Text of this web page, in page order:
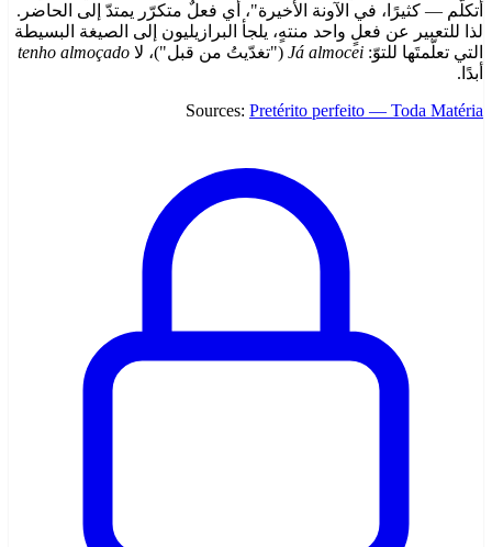
أتكلّم — كثيرًا، في الآونة الأخيرة"، أي فعلٌ متكرّر يمتدّ إلى الحاضر.
لذا للتعبير عن فعلٍ واحد منتهٍ، يلجأ البرازيليون إلى الصيغة البسيطة
التي تعلّمتَها للتوّ: Já almocei ("تغدّيتُ من قبل")، لا tenho almoçado
أبدًا.
Sources: Pretérito perfeito — Toda Matéria